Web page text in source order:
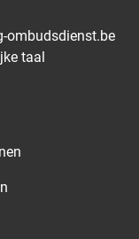
ombudsdienst.be
taal